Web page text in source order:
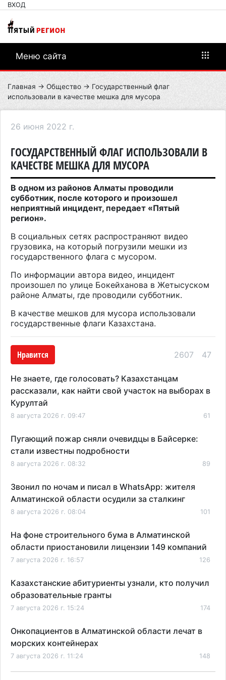
ВХОД
Меню сайта
Главная → Общество → Государственный флаг
использовали в качестве мешка для мусора
26 июня 2022 г.
ГОСУДАРСТВЕННЫЙ ФЛАГ ИСПОЛЬЗОВАЛИ В
КАЧЕСТВЕ МЕШКА ДЛЯ МУСОРА
В одном из районов Алматы проводили
субботник, после которого и произошел
неприятный инцидент, передает «Пятый
регион».
В социальных сетях распространяют видео
грузовика, на который погрузили мешки из
государственного флага с мусором.
По информации автора видео, инцидент
произошел по улице Бокейханова в Жетысуском
районе Алматы, где проводили субботник.
В качестве мешков для мусора использовали
государственные флаги Казахстана.
Нравится 2607 47
Не знаете, где голосовать? Казахстанцам
рассказали, как найти свой участок на выборах в
Курултай
8 августа 2026 г. 09:47 61
Пугающий пожар сняли очевидцы в Байсерке:
стали известны подробности
8 августа 2026 г. 08:32 89
Звонил по ночам и писал в WhatsApp: жителя
Алматинской области осудили за сталкинг
8 августа 2026 г. 08:04 101
На фоне строительного бума в Алматинской
области приостановили лицензии 149 компаний
7 августа 2026 г. 16:57 126
Казахстанские абитуриенты узнали, кто получил
образовательные гранты
7 августа 2026 г. 15:24 174
Онкопациентов в Алматинской области лечат в
морских контейнерах
7 августа 2026 г. 11:24 148